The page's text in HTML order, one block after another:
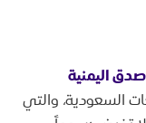
اليمنية
السعودية، والتي